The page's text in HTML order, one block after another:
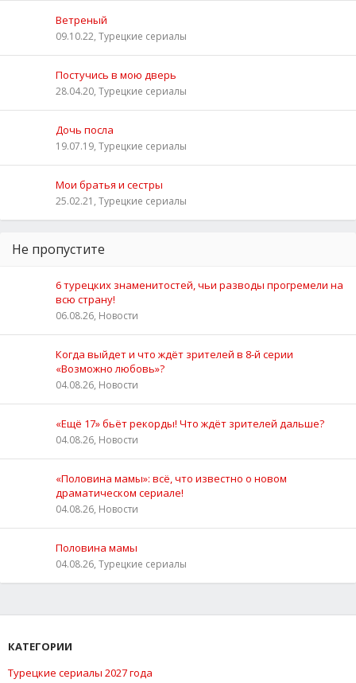
Ветреный
09.10.22, Турецкие сериалы
Постучись в мою дверь
28.04.20, Турецкие сериалы
Дочь посла
19.07.19, Турецкие сериалы
Мои братья и сестры
25.02.21, Турецкие сериалы
Не пропустите
6 турецких знаменитостей, чьи разводы прогремели на
всю страну!
06.08.26, Новости
Когда выйдет и что ждёт зрителей в 8-й серии
«Возможно любовь»?
04.08.26, Новости
«Ещё 17» бьёт рекорды! Что ждёт зрителей дальше?
04.08.26, Новости
«Половина мамы»: всё, что известно о новом
драматическом сериале!
04.08.26, Новости
Половина мамы
04.08.26, Турецкие сериалы
КАТЕГОРИИ
Турецкие сериалы 2027 года